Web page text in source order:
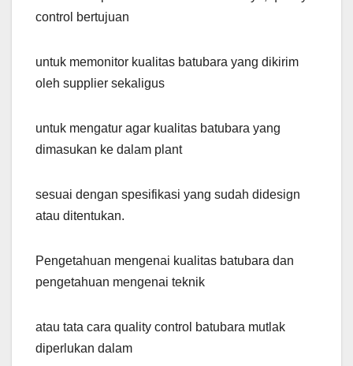
control bertujuan
untuk memonitor kualitas batubara yang dikirim
oleh supplier sekaligus
untuk mengatur agar kualitas batubara yang
dimasukan ke dalam plant
sesuai dengan spesifikasi yang sudah didesign
atau ditentukan.
Pengetahuan mengenai kualitas batubara dan
pengetahuan mengenai teknik
atau tata cara quality control batubara mutlak
diperlukan dalam